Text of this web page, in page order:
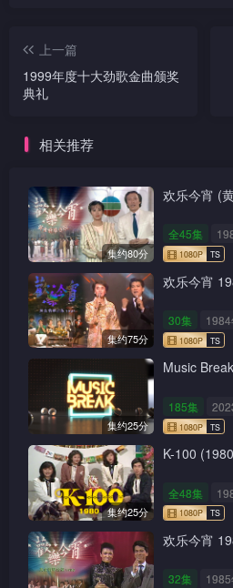
上一篇
1999年度十大劲歌金曲颁奖
典礼
相关推荐
集约80分
欢乐今宵 (
全45集
集约75分
欢乐今宵
30集
集约25分
Music Break
185集
集约25分
K-100
全48集
欢乐今宵
32集